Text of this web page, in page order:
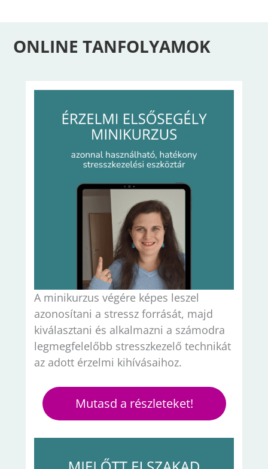
ONLINE TANFOLYAMOK
A minikurzus végére képes leszel
azonosítani a stressz forrását, majd
kiválasztani és alkalmazni a számodra
legmegfelelőbb stresszkezelő technikát
az adott érzelmi kihívásaihoz.
Mutasd a részleteket!